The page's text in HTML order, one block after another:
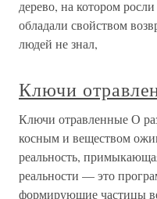
дерево, на котором
обладали свойством
людей не знал,
Ключи
Ключи отравленные О
косным и веществом
реальность,
реальности — это
формирующие частицы